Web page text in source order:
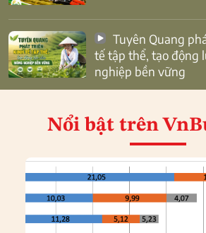
tế tập thể, tạo động
nghiệp bền vững
Nổi bật trên